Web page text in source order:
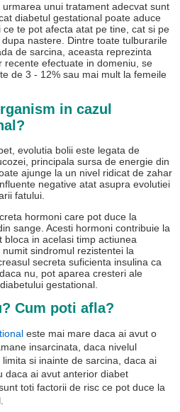
unui tratament adecvat sunt
diabetul gestational poate aduce
te pot afecta atat pe tine, cat si pe
nastere. Dintre toate tulburarile
de sarcina, aceasta reprezinta
efectuate in domeniu, se
de 3 - 12% sau mai mult la femeile
in cazul
evolutia bolii este legata de
principala sursa de energie din
ajunge la un nivel ridicat de zahar
negative atat asupra evolutiei
fatului.
hormoni care pot duce la
sange. Acesti hormoni contribuie la
in acelasi timp actiunea
sindromul rezistentei la
secreta suficienta insulina ca
nu, pot aparea cresteri ale
gestational.
Cum poti afla?
este mai mare daca ai avut o
insarcinata, daca nivelul
si inainte de sarcina, daca ai
daca ai avut anterior diabet
toti factorii de risc ce pot duce la